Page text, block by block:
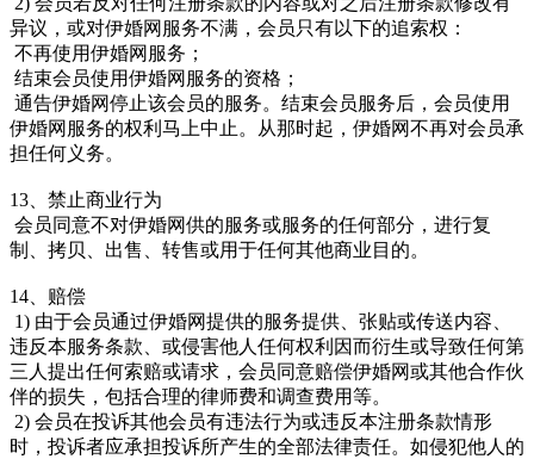
异议，或对伊婚网服务不满，会员只有以下的追索权：
不再使用伊婚网服务；
结束会员使用伊婚网服务的资格；
通告伊婚网停止该会员的服务。结束会员服务后，会员使用
伊婚网服务的权利马上中止。从那时起，伊婚网不再对会员承
担任何义务。
13、禁止商业行为
会员同意不对伊婚网供的服务或服务的任何部分，进行复
制、拷贝、出售、转售或用于任何其他商业目的。
14、赔偿
1) 由于会员通过伊婚网提供的服务提供、张贴或传送内容、
违反本服务条款、或侵害他人任何权利因而衍生或导致任何第
三人提出任何索赔或请求，会员同意赔偿伊婚网或其他合作伙
伴的损失，包括合理的律师费和调查费用等。
2) 会员在投诉其他会员有违法行为或违反本注册条款情形
时，投诉者应承担投诉所产生的全部法律责任。如侵犯他人的